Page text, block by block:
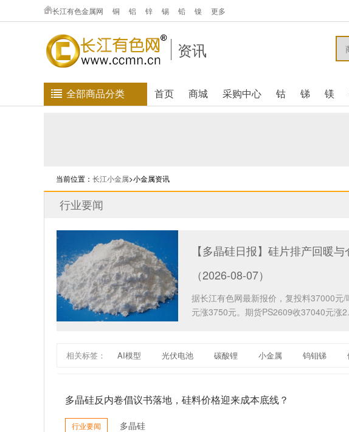
长江有色金属网 铜 铝 锌 锡 铅 镍 更多
资讯
全部商品分类 首页 商城 采购中心 钴 锑 镁
当前位置： 长江小金属>小金属资讯
行业要闻
【多晶硅日报】硅片排产回暖
（2026-08-07）
据长江有色网最新报价，复投料37000
元涨3750元。期货PS2609收37040元涨
相关标签： AI模型 光伏电池 碳酸锂 小金属 钨钼锑
多晶硅反内卷倡议书落地，硅料价格迎来成本底线？
行业要闻 多晶硅